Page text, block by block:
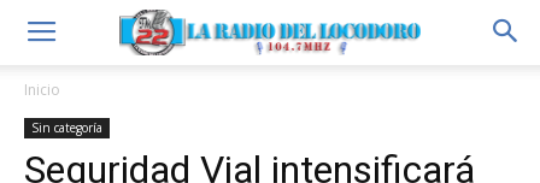
Inicio
Sin categoría
Seguridad Vial intensificará